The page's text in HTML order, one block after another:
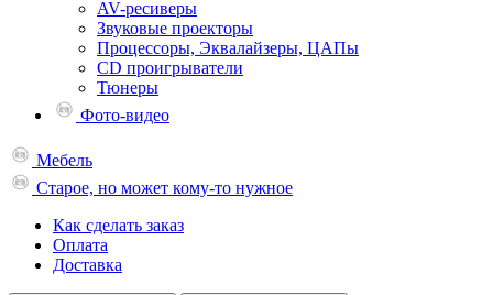
AV-ресиверы
Звуковые проекторы
Процессоры, Эквалайзеры, ЦАПы
CD проигрыватели
Тюнеры
Фото-видео
Мебель
Старое, но может кому-то нужное
Как сделать заказ
Оплата
Доставка